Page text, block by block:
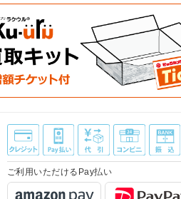
ご利用いただけるPay払い